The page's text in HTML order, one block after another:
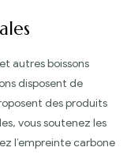
autres boissons
disposent de
des produits
vous soutenez les
l’empreinte carbone